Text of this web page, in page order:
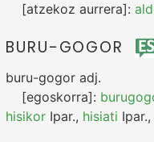
[atzekoz aurrera]:
BURU-GOGOR
buru-gogor adj.
[egoskorra]:
hisikor Ipar., hisiati Ipar.,